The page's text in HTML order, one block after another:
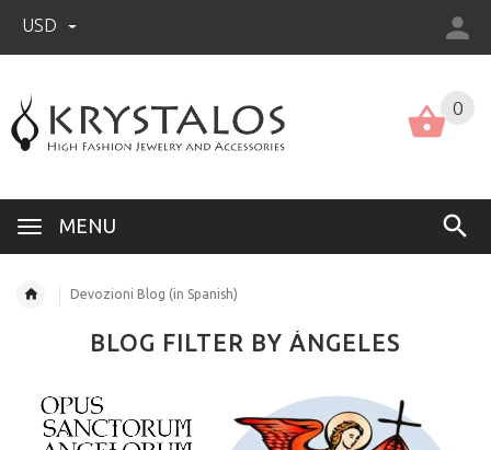
USD
MENU
0
Devozioni Blog (in Spanish)
BLOG FILTER BY ÁNGELES